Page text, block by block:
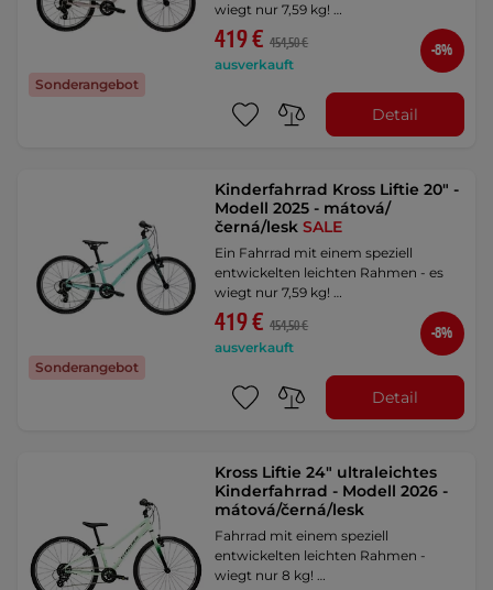
Sonderangebot
wiegt nur 7,59 kg! …
419 € 454,50 €
ausverkauft
-8%
Detail
Sonderangebot
Kinderfahrrad Kross Liftie 20" -
Modell 2025 - mátová/
černá/leskSALE
Ein Fahrrad mit einem speziell
entwickelten leichten Rahmen - es
wiegt nur 7,59 kg! …
419 € 454,50 €
ausverkauft
-8%
Detail
Kross Liftie 24" ultraleichtes
Kinderfahrrad - Modell 2026 -
mátová/černá/lesk
Fahrrad mit einem speziell
entwickelten leichten Rahmen -
wiegt nur 8 kg! …